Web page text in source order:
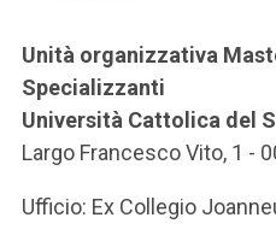
Unità organizzativa
Specializzanti
Università Cattolica del
Largo Francesco Vito, 1 -
Ufficio: Ex Collegio